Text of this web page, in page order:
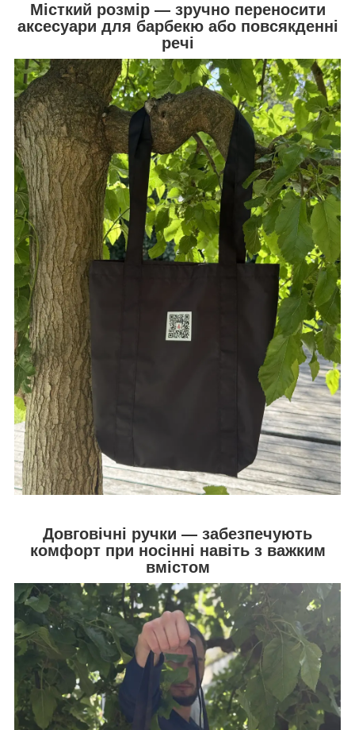
Місткий розмір — зручно переносити
аксесуари для барбекю або повсякденні
речі
Довговічні ручки — забезпечують
комфорт при носінні навіть з важким
вмістом